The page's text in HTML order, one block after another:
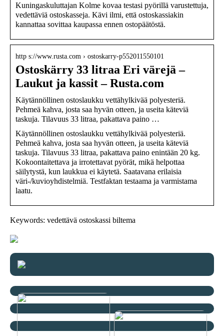
Kuningaskuluttajan Kolme kovaa testasi pyörillä varustettuja,
vedettäviä ostoskasseja. Kävi ilmi, että ostoskassiakin
kannattaa sovittaa kaupassa ennen ostopäätöstä.
http s://www.rusta.com › ostoskarry-p552011550101
Ostoskärry 33 litraa Eri värejä –
Laukut ja kassit – Rusta.com
Käytännöllinen ostoslaukku vettähylkivää polyesteriä.
Pehmeä kahva, josta saa hyvän otteen, ja useita käteviä
taskuja. Tilavuus 33 litraa, pakattava paino …
Käytännöllinen ostoslaukku vettähylkivää polyesteriä.
Pehmeä kahva, josta saa hyvän otteen, ja useita käteviä
taskuja. Tilavuus 33 litraa, pakattava paino enintään 20 kg.
Kokoontaitettava ja irrotettavat pyörät, mikä helpottaa
säilytystä, kun laukkua ei käytetä. Saatavana erilaisia
väri-/kuvioyhdistelmiä. Testfaktan testaama ja varmistama
laatu.
Keywords: vedettävä ostoskassi biltema